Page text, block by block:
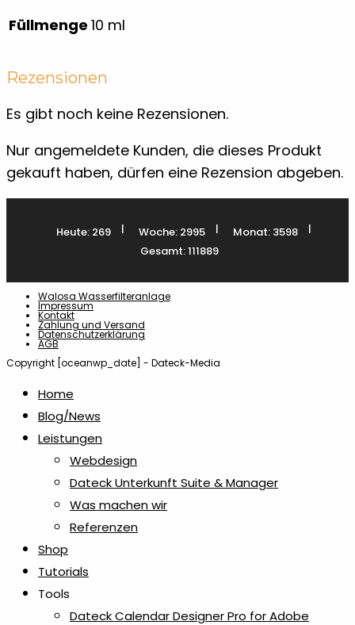
Füllmenge 10 ml
Rezensionen
Es gibt noch keine Rezensionen.
Nur angemeldete Kunden, die dieses Produkt
gekauft haben, dürfen eine Rezension abgeben.
Heute: 269 | Woche: 2995 | Monat: 3598
|
Gesamt: 111889
Walosa Wasserfilteranlage
Impressum
Kontakt
Zahlung und Versand
Datenschutzerklärung
AGB
Copyright [oceanwp_date] - Dateck-Media
Home
Blog/News
Leistungen
Webdesign
Dateck Unterkunft Suite & Manager
Was machen wir
Referenzen
Shop
Tutorials
Tools
Dateck Calendar Designer Pro for Adobe